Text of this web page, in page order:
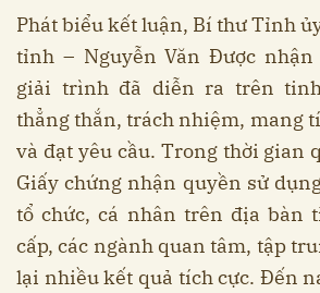
Phát biểu kết luận, Bí thư Tỉnh
tỉnh – Nguyễn Văn Được
giải trình đã diễn ra trên
thẳng thắn, trách nhiệm, mang
và đạt yêu cầu. Trong thời gian
Giấy chứng nhận quyền sử
tổ chức, cá nhân trên địa bàn
cấp, các ngành quan tâm, tập
lại nhiều kết quả tích cực. Đến